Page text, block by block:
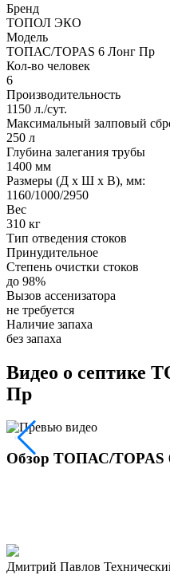
Бренд
ТОПОЛ ЭКО
Модель
ТОПАС/TOPAS 6 Лонг Пр
Кол-во человек
6
Производительность
1150 л./сут.
Максимальный залповый
250 л
Глубина залегания трубы
1400 мм
Размеры (Д х Ш х В), мм:
1160/1000/2950
Вес
310 кг
Тип отведения стоков
Принудительное
Степень очистки стоков
до 98%
Вызов ассенизатора
не требуется
Наличие запаха
без запаха
Видео о септике
Пр
Обзор ТОПАС/TOPAS
Дмитрий Павлов